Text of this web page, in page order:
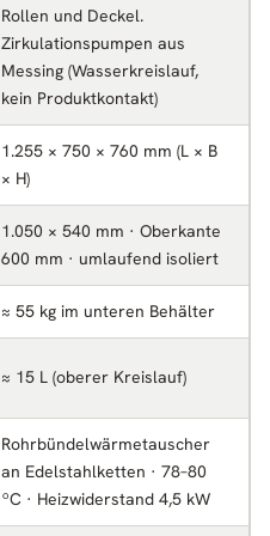
Rollen und Deckel.
Zirkulationspumpen aus
Messing (Wasserkreislauf,
kein Produktkontakt)
1.255 × 750 × 760 mm (L × B
× H)
1.050 × 540 mm · Oberkante
600 mm · umlaufend isoliert
≈ 55 kg im unteren Behälter
≈ 15 L (oberer Kreislauf)
Rohrbündelwärmetauscher
an Edelstahlketten · 78–80
ºC · Heizwiderstand 4,5 kW